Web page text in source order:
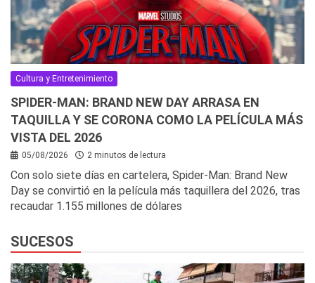
Cultura y Entretenimiento
SPIDER-MAN: BRAND NEW DAY ARRASA EN
TAQUILLA Y SE CORONA COMO LA PELÍCULA MÁS
VISTA DEL 2026
05/08/2026 2 minutos de lectura
Con solo siete días en cartelera, Spider-Man: Brand New
Day se convirtió en la película más taquillera del 2026, tras
recaudar 1.155 millones de dólares
SUCESOS